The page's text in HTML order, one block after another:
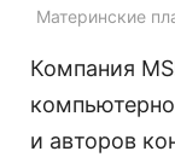
Материнские
Компания
и авторов